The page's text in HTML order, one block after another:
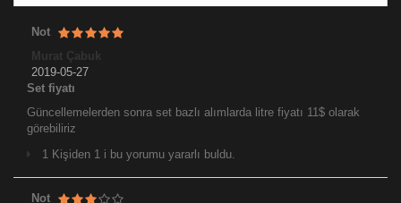
Not
Murat Çabuk
2019-05-27
Set fiyatı
Güncellemelerden sonra set bazlı alımlarda litre fiyatı 11$ olarak
görebiliriz
1 Kişiden 1 i bu yorumu yararlı buldu.
Not